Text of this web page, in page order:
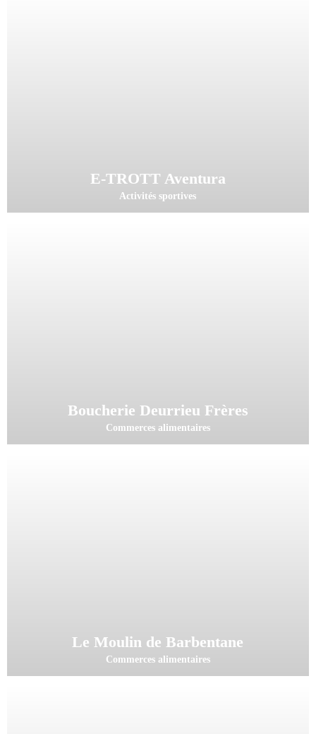
E-TROTT Aventura
Activités sportives
Boucherie Deurrieu Frères
Commerces alimentaires
Le Moulin de Barbentane
Commerces alimentaires